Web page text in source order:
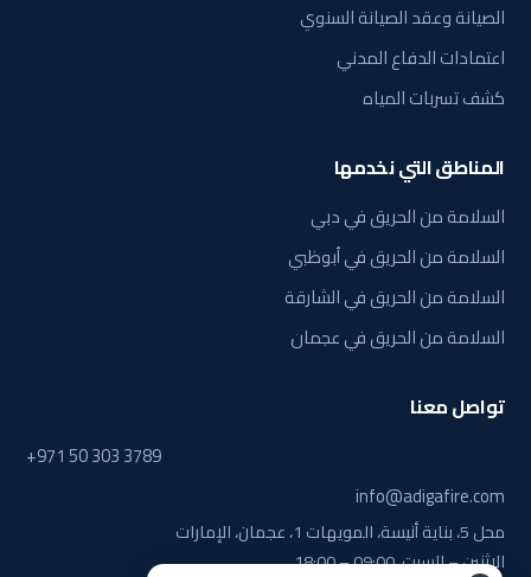
الصيانة وعقد الصيانة السنوي
اعتمادات الدفاع المدني
كشف تسربات المياه
المناطق التي نخدمها
السلامة من الحريق في دبي
السلامة من الحريق في أبوظبي
السلامة من الحريق في الشارقة
السلامة من الحريق في عجمان
تواصل معنا
+971 50 303 3789
info@adigafire.com
محل 5، بناية أنيسة، المويهات 1، عجمان، الإمارات
الاثنين – السبت، 09:00 – 18:00